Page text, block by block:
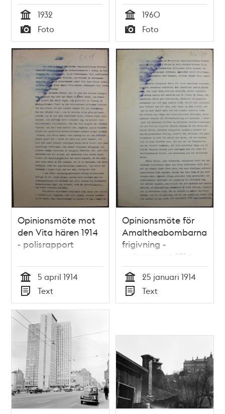
Tid
1932
Typ
Foto Tid
1960
Typ
Foto
Opinionsmöte mot
den Vita hären 1914
- polisrapport
Tid
5 april 1914
Typ
Text
Opinionsmöte för
Amaltheabombarnas
frigivning -
polisrapport 1914
Tid
25 januari 1914
Typ
Text